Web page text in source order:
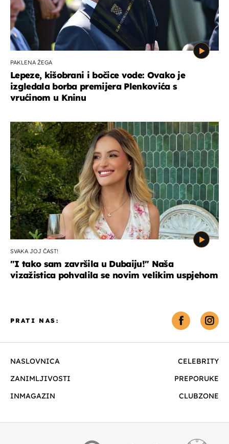
PAKLENA ŽEGA
Lepeze, kišobrani i bočice vode: Ovako je
izgledala borba premijera Plenkovića s
vrućinom u Kninu
SVAKA JOJ ČAST!
"I tako sam završila u Dubaiju!" Naša
vizažistica pohvalila se novim velikim uspjehom
NASLOVNICA
CELEBRITY
ZANIMLJIVOSTI
PREPORUKE
INMAGAZIN
CLUBZONE
PRATI NAS: